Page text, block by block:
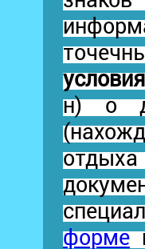
н) о
форме